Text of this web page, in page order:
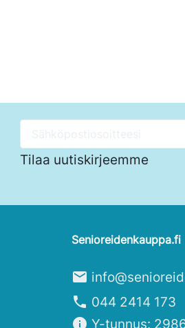
Tilaa uutiskirjeemme
Senioreidenkauppa.fi
mail
phone 044 2414 173
info Y-tunnus: